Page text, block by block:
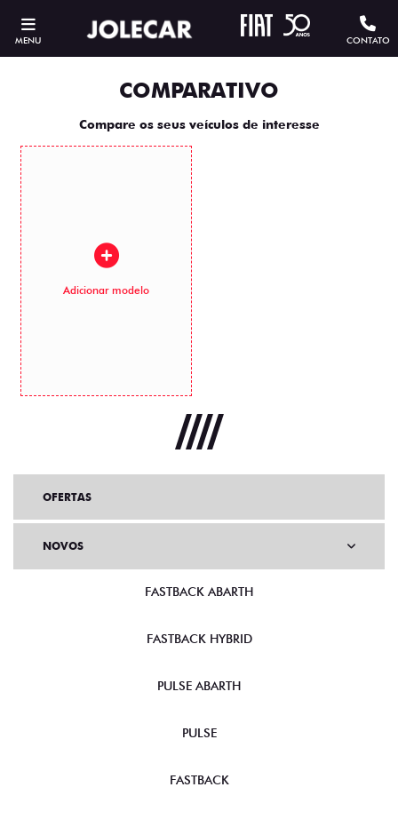
MENU CONTATO
COMPARATIVO
Compare os seus veículos de interesse
Adicionar modelo
OFERTAS
NOVOS
FASTBACK ABARTH
FASTBACK HYBRID
PULSE ABARTH
PULSE
FASTBACK